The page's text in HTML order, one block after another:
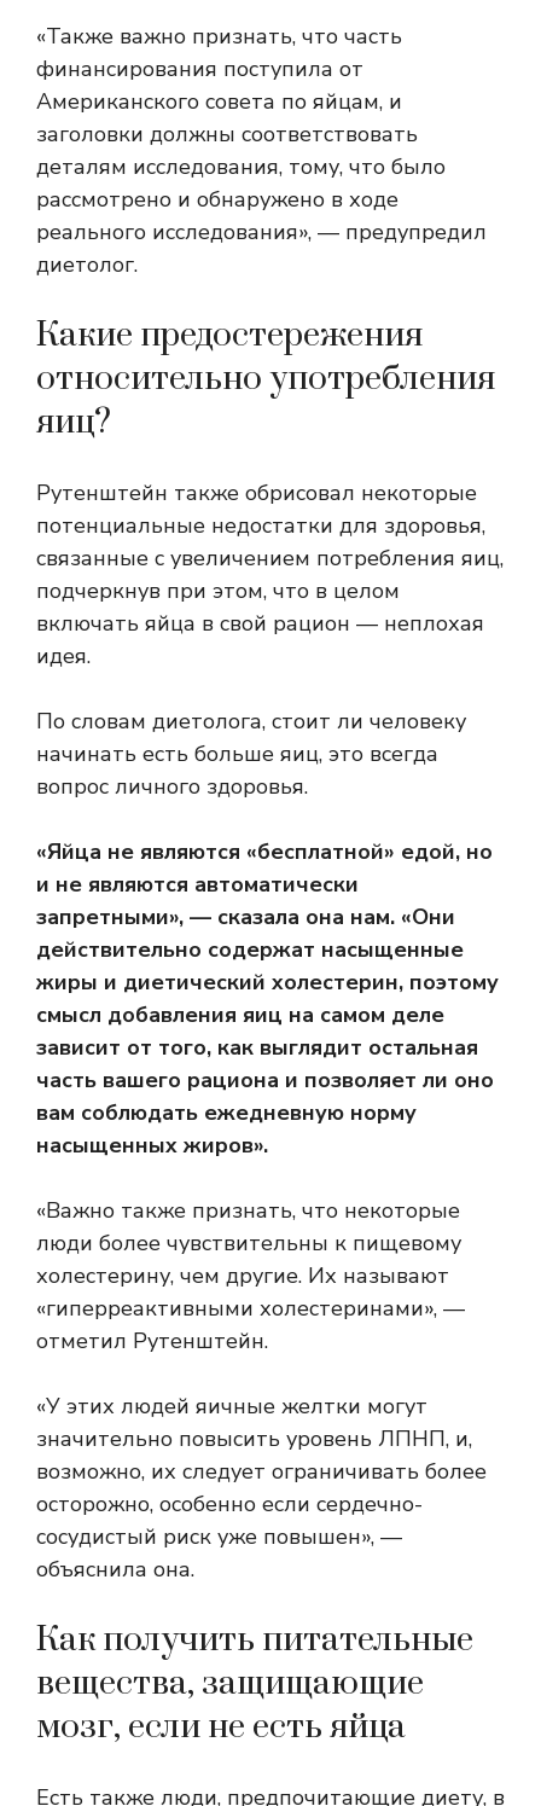
«Также важно признать, что часть
финансирования поступила от
Американского совета по яйцам, и
заголовки должны соответствовать
деталям исследования, тому, что было
рассмотрено и обнаружено в ходе
реального исследования», — предупредил
диетолог.
Какие предостережения
относительно употребления
яиц?
Рутенштейн также обрисовал некоторые
потенциальные недостатки для здоровья,
связанные с увеличением потребления яиц,
подчеркнув при этом, что в целом
включать яйца в свой рацион — неплохая
идея.
По словам диетолога, стоит ли человеку
начинать есть больше яиц, это всегда
вопрос личного здоровья.
«Яйца не являются «бесплатной» едой, но
и не являются автоматически
запретными», — сказала она нам. «Они
действительно содержат насыщенные
жиры и диетический холестерин, поэтому
смысл добавления яиц на самом деле
зависит от того, как выглядит остальная
часть вашего рациона и позволяет ли оно
вам соблюдать ежедневную норму
насыщенных жиров».
«Важно также признать, что некоторые
люди более чувствительны к пищевому
холестерину, чем другие. Их называют
«гиперреактивными холестеринами», —
отметил Рутенштейн.
«У этих людей яичные желтки могут
значительно повысить уровень ЛПНП, и,
возможно, их следует ограничивать более
осторожно, особенно если сердечно-
сосудистый риск уже повышен», —
объяснила она.
Как получить питательные
вещества, защищающие
мозг, если не есть яйца
Есть также люди, предпочитающие диету, в